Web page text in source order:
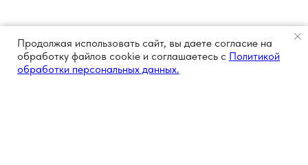
Продолжая использовать сайт, вы даете согласие на
обработку файлов cookie и соглашаетесь с Политикой
обработки персональных данных.